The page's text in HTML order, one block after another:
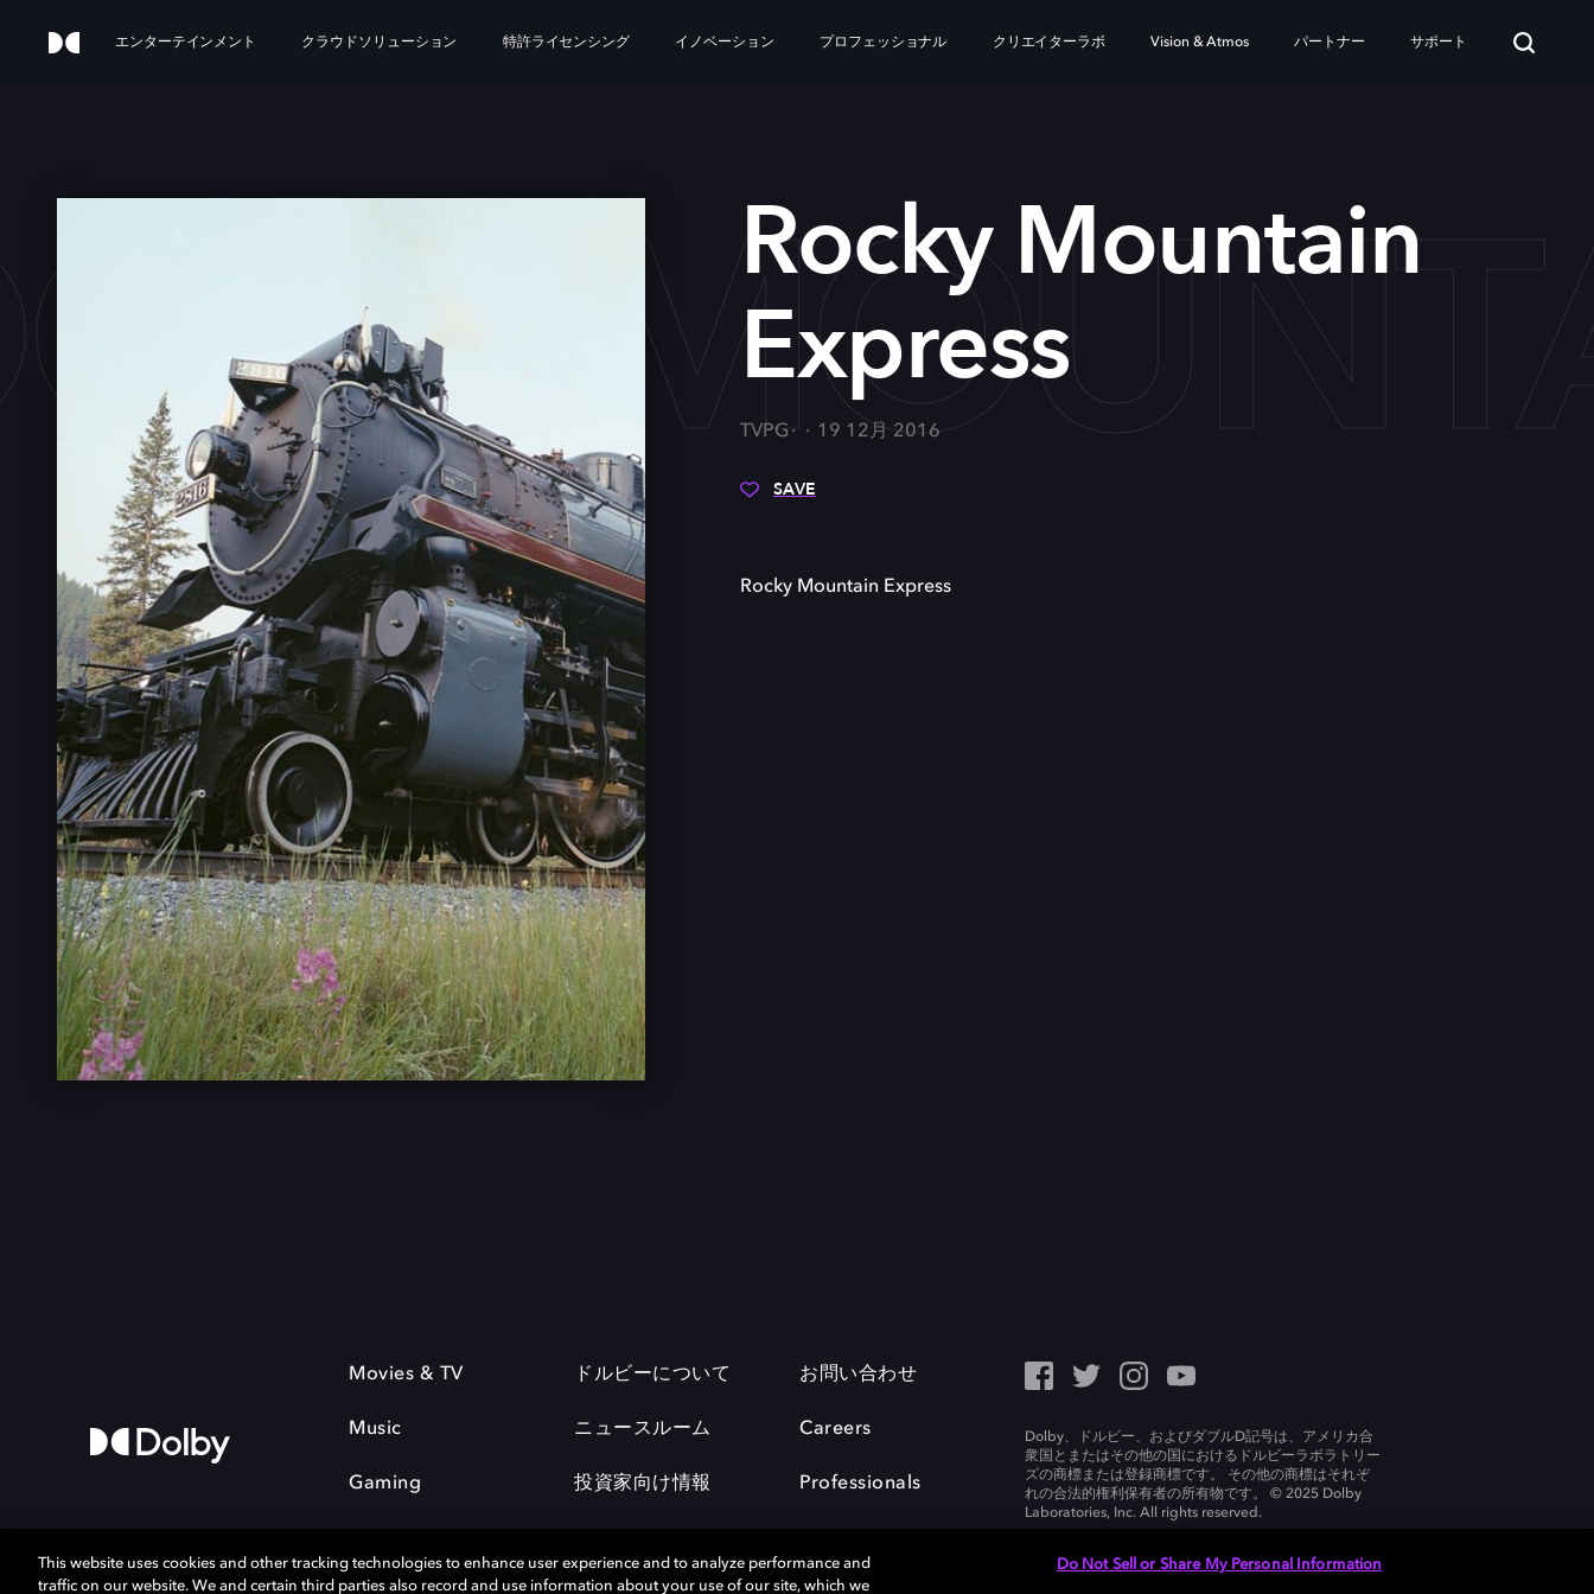
エンターテインメント クラウドソリューション 特許ライセンシング イノベーション プロフェッショナル クリエイターラボ Vision & Atmos パートナー サポート
Rocky Mountain
Express
TVPG 19 12月 2016
SAVE
Rocky Mountain Express
Movies & TV
Music
Gaming
ドルビーについて
ニュースルーム
投資家向け情報
お問い合わせ
Careers
Professionals
Dolby、ドルビー、およびダブルD記号は、アメリカ合
衆国とまたはその他の国におけるドルビーラボラトリー
ズの商標または登録商標です。 その他の商標はそれぞ
れの合法的権利保有者の所有物です。 © 2025 Dolby
Laboratories, Inc. All rights reserved.
This website uses cookies and other tracking technologies to enhance user experience and to analyze performance and
traffic on our website. We and certain third parties also record and use information about your use of our site, which we
Do Not Sell or Share My Personal Information